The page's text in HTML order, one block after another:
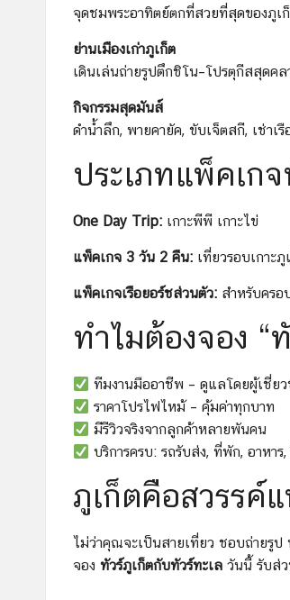
จุดชมพระอาทิตย์ตกที่สวยที่สุดของภูเ
ย่านเมืองเก่าภูเก็ต
เดินเล่นถ่ายรูปตึกชิโน–โปรตุกีสสุดค
กิจกรรมสุดมันส์
ดำน้ำลึก, พายคายัค, ขับเจ็ตสกี, เช่าเ
ประเภทแพ็คเก
One Day Trip: เกาะพีพี เกาะไข่
แพ็คเกจ 3 วัน 2 คืน: เที่ยวรอบเกาะ
แพ็คเกจเรือยอร์ชส่วนตัว: สำหรับครอ
ทำไมต้องจอง “
ทีมงานมืออาชีพ – ดูแลโดยผู้เชี่ย
ราคาโปรไฟไหม้ – คุ้มค่าทุกบาท
มีรีวิวจริงจากลูกค้าหลายพันคน
บริการครบ: รถรับส่ง, ที่พัก, อาหาร
ภูเก็ตคือสวรรค์
ไม่ว่าคุณจะเป็นสายเที่ยว ชอบถ่ายรู
จอง ทัวร์ภูเก็ตกับทัวร์ทะเล วันนี้ รับส่